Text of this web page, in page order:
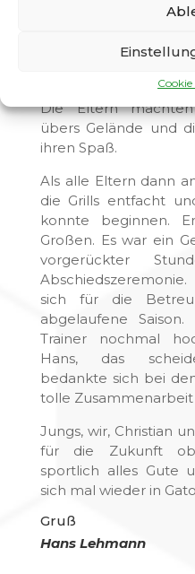
auszumachen war.
die Kanus und
oder sind im Auto
Die Eltern
übers Gelände und
ihren Spaß.
Als alle Eltern dann
die Grills entfacht
konnte beginnen.
Großen. Es war ein
vorgerückter
sich für die
abgelaufene
Trainer nochmal
Hans, das
bedankte sich bei
tolle
Jungs, wir, Christian
für die Zukunft
sportlich alles Gute
sich mal wieder in
Gruß
Hans Lehmann